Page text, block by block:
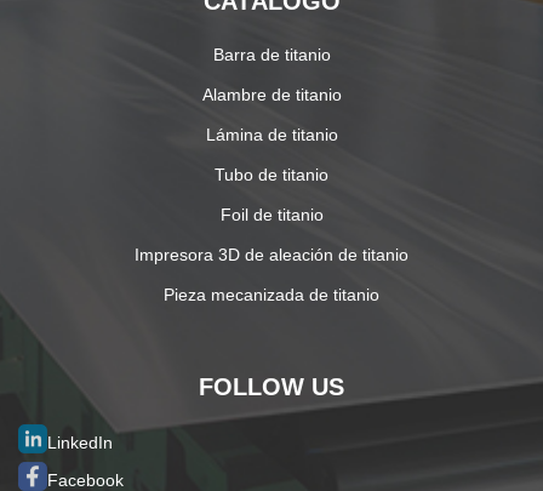
Barra de titanio
Alambre de titanio
Lámina de titanio
Tubo de titanio
Foil de titanio
Impresora 3D de aleación de titanio
Pieza mecanizada de titanio
FOLLOW US
LinkedIn
Facebook